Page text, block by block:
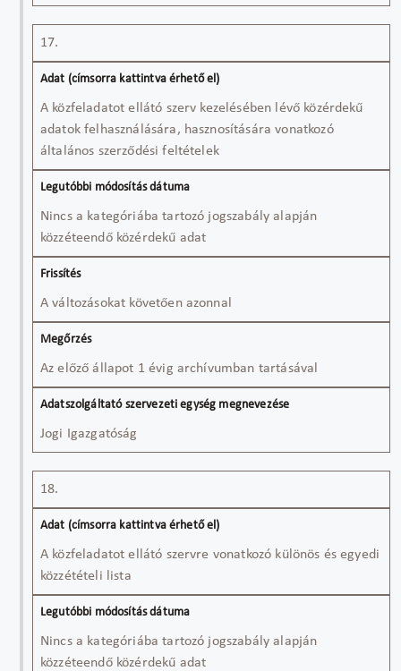
17.
A közfeladatot ellátó szerv kezelésében lévő közérdekű
adatok felhasználására, hasznosítására vonatkozó
általános szerződési feltételek
Nincs a kategóriába tartozó jogszabály alapján
közzéteendő közérdekű adat
A változásokat követően azonnal
Az előző állapot 1 évig archívumban tartásával
Jogi Igazgatóság
18.
A közfeladatot ellátó szervre vonatkozó különös és egyedi
közzétételi lista
Nincs a kategóriába tartozó jogszabály alapján
közzéteendő közérdekű adat